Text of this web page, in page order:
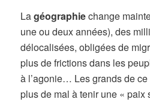
Lagéographiechange
une ou deux années), des
délocalisées, obligées de
plus de frictions dans les
à l’agonie… Les grands de
plus de mal à tenir une « paix